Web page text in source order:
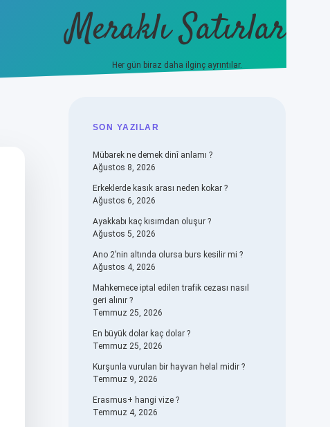
Meraklı Satırlar
Her gün biraz daha ilginç ayrıntılar.
SIDEBAR
SON YAZILAR
Mübarek ne demek dinî anlamı ?
Ağustos 8, 2026
Erkeklerde kasık arası neden kokar ?
Ağustos 6, 2026
Ayakkabı kaç kısımdan oluşur ?
Ağustos 5, 2026
Ano 2’nin altında olursa burs kesilir mi ?
Ağustos 4, 2026
Mahkemece iptal edilen trafik cezası nasıl
geri alınır ?
Temmuz 25, 2026
En büyük dolar kaç dolar ?
Temmuz 25, 2026
Kurşunla vurulan bir hayvan helal midir ?
Temmuz 9, 2026
Erasmus+ hangi vize ?
Temmuz 4, 2026